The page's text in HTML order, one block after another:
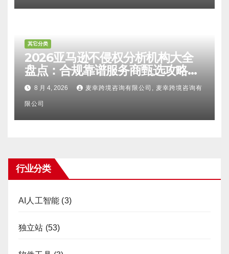
其它分类
2026亚马逊不侵权分析机构大全
盘点：合规靠谱服务商甄选攻略、
避坑FAQ及标杆机构实力详解
8 月 4, 2026 麦幸跨境咨询有限公司, 麦幸跨境咨询有
限公司
行业分类
AI人工智能 (3)
独立站 (53)